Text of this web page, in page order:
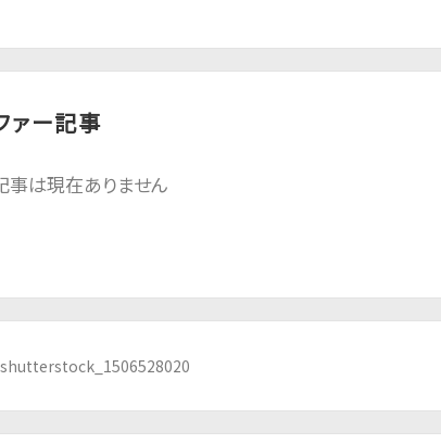
ァー記事
事は現在ありません
shutterstock_1506528020